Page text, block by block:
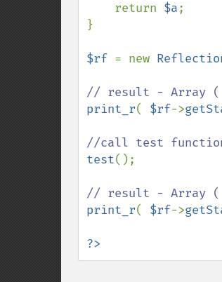
    return
$a;
}
$rf = new
print_r( $rf->
test();
print_r( $rf->
?>